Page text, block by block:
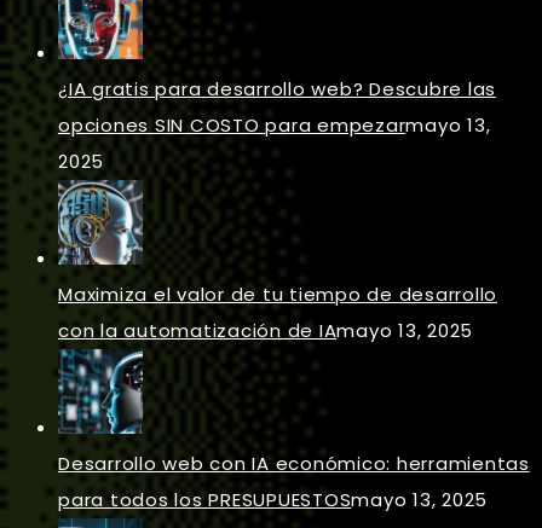
¿IA gratis para desarrollo web? Descubre las
opciones SIN COSTO para empezarmayo 13,
2025
Maximiza el valor de tu tiempo de desarrollo
con la automatización de IAmayo 13, 2025
Desarrollo web con IA económico: herramientas
para todos los PRESUPUESTOSmayo 13, 2025